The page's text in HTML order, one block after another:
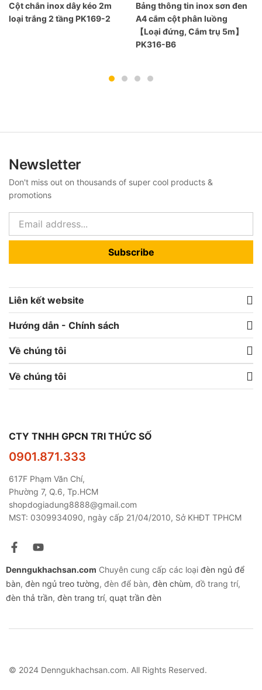
Cột chắn inox dây kéo 2m
loại trắng 2 tầng PK169-2
Bảng thông tin inox sơn đen
A4 cắm cột phân luồng
【Loại đứng, Cắm trụ 5m】
PK316-B6
Newsletter
Don't miss out on thousands of super cool products &
promotions
Subscribe
Liên kết website
Hướng dẫn - Chính sách
Về chúng tôi
Về chúng tôi
CTY TNHH GPCN TRI THỨC SỐ
0901.871.333
617F Phạm Văn Chí,
Phường 7, Q.6, Tp.HCM
shopdogiadung8888@gmail.com
MST: 0309934090, ngày cấp 21/04/2010, Sở KHĐT TPHCM
Denngukhachsan.com Chuyên cung cấp các loại đèn ngủ để
bàn, đèn ngủ treo tường, đèn để bàn, đèn chùm, đồ trang trí,
đèn thả trần, đèn trang trí, quạt trần đèn
© 2024 Denngukhachsan.com. All Rights Reserved.